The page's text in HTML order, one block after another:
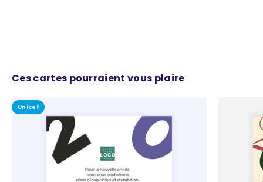
Ces cartes pourraient vous plaire
Unicef